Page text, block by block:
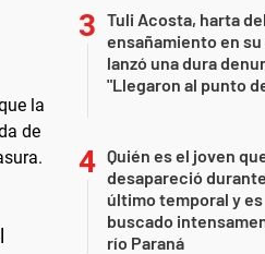
Tuli Acosta, harta del
ensañamiento en
lanzó una dura
"Llegaron al punto
Quién es el joven
desapareció
último temporal y es
buscado
río Paraná